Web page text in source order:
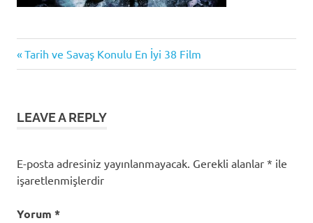
Yazı
Previous
Post:
Tarih ve Savaş Konulu En İyi 38 Film
LEAVE A REPLY
E-posta adresiniz yayınlanmayacak. Gerekli alanlar * ile
işaretlenmişlerdir
Yorum *